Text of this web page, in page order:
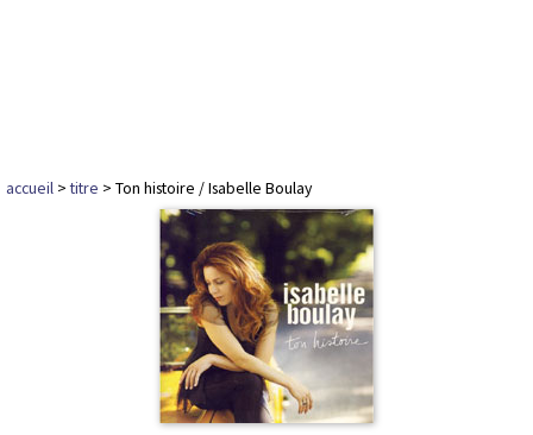
accueil >titre > Ton histoire / Isabelle Boulay